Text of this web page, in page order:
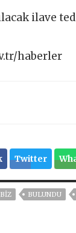
ilave
haberler
Twitter
BIZ BULUNDU